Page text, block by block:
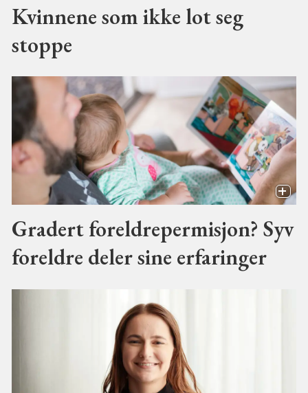
Kvinnene som ikke lot seg
stoppe
Gradert foreldrepermisjon? Syv
foreldre deler sine erfaringer